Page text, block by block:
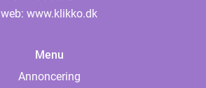
web: www.klikko.dk
Menu
Annoncering